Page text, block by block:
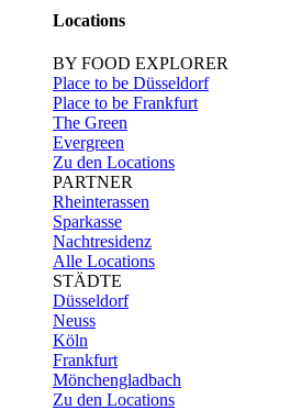
Locations
BY FOOD EXPLORER
Place to be Düsseldorf
Place to be Frankfurt
The Green
Evergreen
Zu den Locations
PARTNER
Rheinterassen
Sparkasse
Nachtresidenz
Alle Locations
STÄDTE
Düsseldorf
Neuss
Köln
Frankfurt
Mönchengladbach
Zu den Locations